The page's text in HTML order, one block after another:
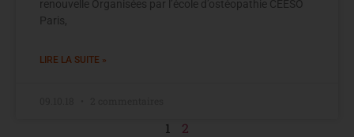
renouvelle Organisées par l’école d’ostéopathie CEESO
Paris,
LIRE LA SUITE »
1 2